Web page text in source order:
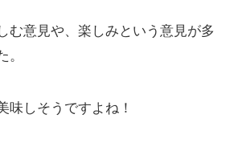
む意見や、楽しみという意見が多
。
味しそうですよね！